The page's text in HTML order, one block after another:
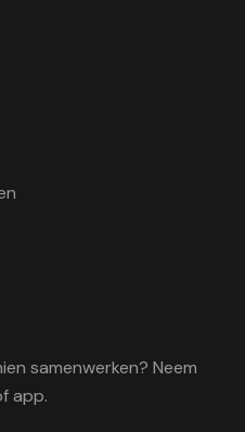
samenwerken? Neem
app.